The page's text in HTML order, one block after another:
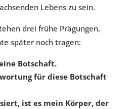
Lebens zu sein.
drei frühe Prägungen,
später noch tragen:
Botschaft.
für diese Botschaft
ist es mein Körper, der